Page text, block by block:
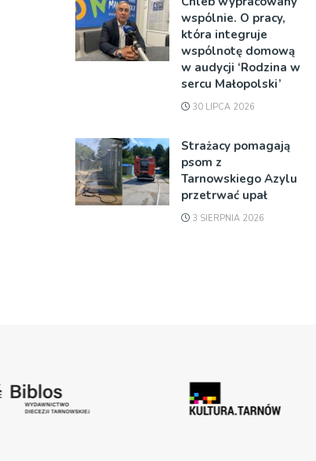
wspólnie. O pracy,
która integruje
wspólnotę domową
w audycji ‘Rodzina w
sercu Małopolski’
30 LIPCA 2026
Strażacy pomagają
psom z
Tarnowskiego Azylu
przetrwać upał
3 SIERPNIA 2026